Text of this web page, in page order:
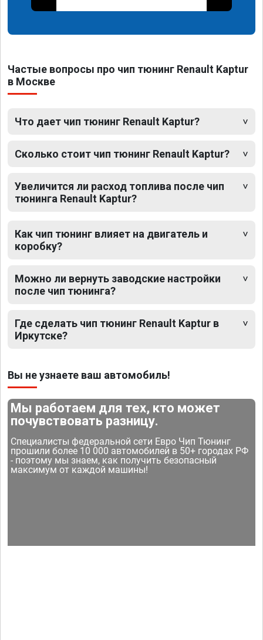
Частые вопросы про чип тюнинг Renault Kaptur
в Москве
Что дает чип тюнинг Renault Kaptur?
Сколько стоит чип тюнинг Renault Kaptur?
Увеличится ли расход топлива после чип
тюнинга Renault Kaptur?
Как чип тюнинг влияет на двигатель и
коробку?
Можно ли вернуть заводские настройки
после чип тюнинга?
Где сделать чип тюнинг Renault Kaptur в
Иркутске?
Вы не узнаете ваш автомобиль!
Мы работаем для тех, кто может
почувствовать разницу.
Специалисты федеральной сети Евро Чип Тюнинг
прошили более 10 000 автомобилей в 50+ городах РФ
- поэтому мы знаем, как получить безопасный
максимум от каждой машины!